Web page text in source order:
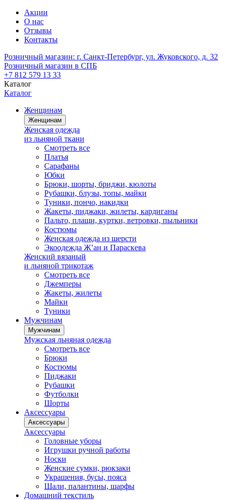
Акции
О нас
Отзывы
Контакты
Розничный магазин: г. Санкт-Петербург, ул. Жуковского, д. 32
Розничный магазин в СПБ
+7 812 579 13 33
Каталог
Каталог
Женщинам
Женщинам
Женская одежда
из льняной ткани
Смотреть все
Платья
Сарафаны
Юбки
Брюки, шорты, бриджи, кюлоты
Рубашки, блузы, топы, майки
Туники, пончо, накидки
Жакеты, пиджаки, жилеты, кардиганы
Пальто, плащи, куртки, ветровки, пыльники
Костюмы
Женская одежда из шерсти
Экоодежда Ж’ан и Параскева
Женский вязаный
и льняной трикотаж
Смотреть все
Джемперы
Жакеты, жилеты
Майки
Туники
Мужчинам
Мужчинам
Мужская льняная одежда
Смотреть все
Брюки
Костюмы
Пиджаки
Рубашки
Футболки
Шорты
Аксессуары
Аксессуары
Аксессуары
Головные уборы
Игрушки ручной работы
Носки
Женские сумки, рюкзаки
Украшения, бусы, пояса
Шали, палантины, шарфы
Домашний текстиль